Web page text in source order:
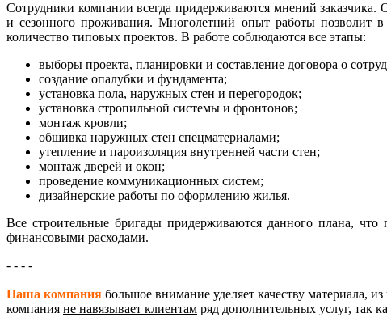
Сотрудники компании всегда придерживаются мнений заказчика.
и сезонного проживания. Многолетний опыт работы позволит в
количество типовых проектов. В работе соблюдаются все этапы:
выборы проекта, планировки и составление договора о
создание опалубки и фундамента;
установка пола, наружных стен и перегородок;
установка стропильной системы и фронтонов;
монтаж кровли;
обшивка наружных стен спецматериалами;
утепление и пароизоляция внутренней части стен;
монтаж дверей и окон;
проведение коммуникационных систем;
дизайнерские работы по оформлению жилья.
Все строительные бригады придерживаются данного плана,
финансовыми расходами.
- - - -
Наша компания большое внимание уделяет качеству материала,
компания не навязывает клиентам ряд дополнительных услуг, так